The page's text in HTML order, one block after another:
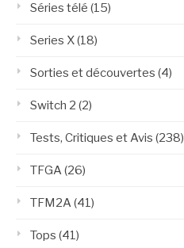
Séries télé (15)
Series X(18)
Sorties et découvertes (4)
Switch 2 (2)
Tests, Critiques et Avis (238)
TFGA(26)
TFM2A(41)
Tops (41)